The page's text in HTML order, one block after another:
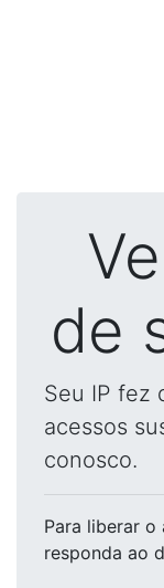
de
Seu IP fez
acessos
conosco.
Para liberar o
responda ao